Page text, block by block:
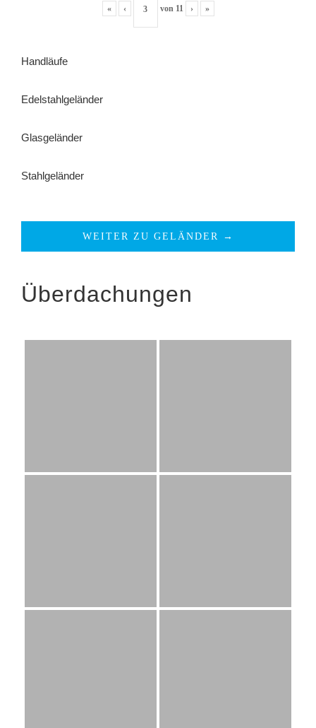
« ‹ von 11 › »
Handläufe
Edelstahlgeländer
Glasgeländer
Stahlgeländer
WEITER ZU GELÄNDER →
Überdachungen